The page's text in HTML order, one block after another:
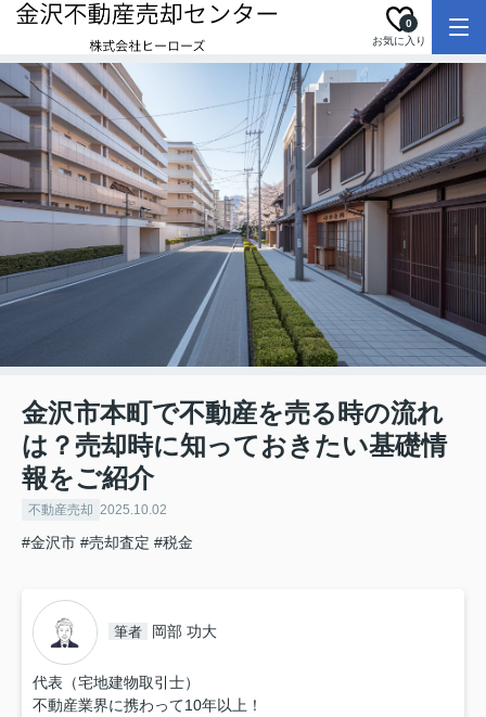
お気に入り
0
金沢市本町で不動産を売る時の流れ
は？売却時に知っておきたい基礎情
報をご紹介
不動産売却 2025.10.02
#金沢市 #売却査定 #税金
筆者 岡部 功大
代表（宅地建物取引士）
不動産業界に携わって10年以上！